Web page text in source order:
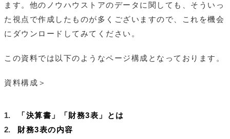
ます。他のノウハウストアのデータに関しても、そういっ
た視点で作成したものが多くございますので、これを機会
にダウンロードしてみてください。
この資料では以下のようなページ構成となっております。
資料構成＞
「決算書」「財務3表」とは
財務3表の内容